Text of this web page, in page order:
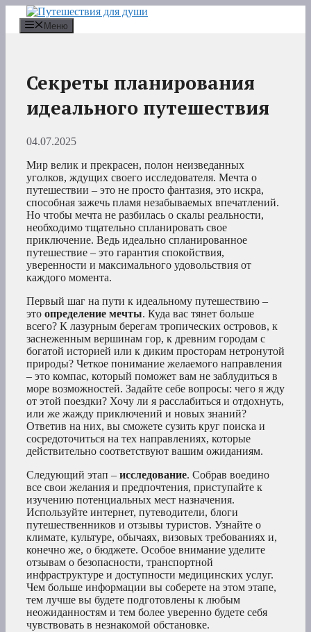
Перейти
содержимому
Меню
Секреты планирования
идеального путешествия
04.07.2025
Мир велик и прекрасен, полон неизведанных
уголков, ждущих своего исследователя. Мечта о
путешествии – это не просто фантазия, это искра,
способная зажечь пламя незабываемых впечатлений.
Но чтобы мечта не разбилась о скалы реальности,
необходимо тщательно спланировать свое
приключение. Ведь идеально спланированное
путешествие – это гарантия спокойствия,
уверенности и максимального удовольствия от
каждого момента.
Первый шаг на пути к идеальному путешествию –
это определение мечты. Куда вас тянет больше
всего? К лазурным берегам тропических островов, к
заснеженным вершинам гор, к древним городам с
богатой историей или к диким просторам нетронутой
природы? Четкое понимание желаемого направления
– это компас, который поможет вам не заблудиться в
море возможностей. Задайте себе вопросы: чего я жду
от этой поездки? Хочу ли я расслабиться и отдохнуть,
или же жажду приключений и новых знаний?
Ответив на них, вы сможете сузить круг поиска и
сосредоточиться на тех направлениях, которые
действительно соответствуют вашим ожиданиям.
Следующий этап – исследование. Собрав воедино
все свои желания и предпочтения, приступайте к
изучению потенциальных мест назначения.
Используйте интернет, путеводители, блоги
путешественников и отзывы туристов. Узнайте о
климате, культуре, обычаях, визовых требованиях и,
конечно же, о бюджете. Особое внимание уделите
отзывам о безопасности, транспортной
инфраструктуре и доступности медицинских услуг.
Чем больше информации вы соберете на этом этапе,
тем лучше вы будете подготовлены к любым
неожиданностям и тем более уверенно будете себя
чувствовать в незнакомой обстановке.